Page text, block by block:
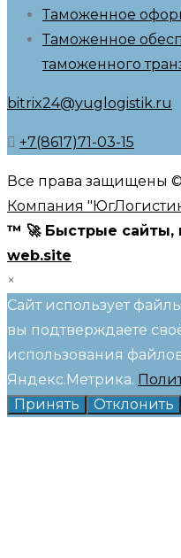
Таможенное
Таможенное
таможенного
bitrix24@yuglogistik.ru
+7(8617)71-03-15
Все права защищены
Компания
™ 🚀 Быстрые сайты,
web.site
×
Сайт использует
вы подтверждаете
использования
Яндекс.Метрика.
Принять
Отклонить